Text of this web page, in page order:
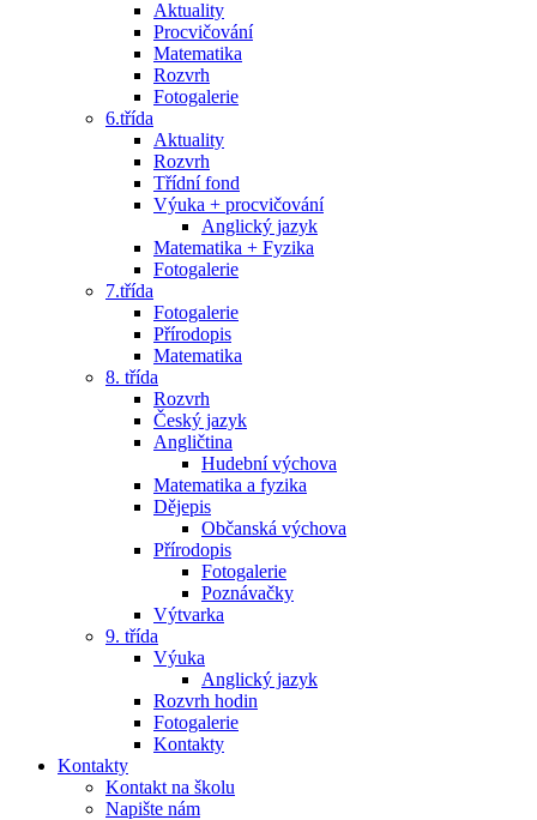
Aktuality
Procvičování
Matematika
Rozvrh
Fotogalerie
6.třída
Aktuality
Rozvrh
Třídní fond
Výuka + procvičování
Anglický jazyk
Matematika + Fyzika
Fotogalerie
7.třída
Fotogalerie
Přírodopis
Matematika
8. třída
Rozvrh
Český jazyk
Angličtina
Hudební výchova
Matematika a fyzika
Dějepis
Občanská výchova
Přírodopis
Fotogalerie
Poznávačky
Výtvarka
9. třída
Výuka
Anglický jazyk
Rozvrh hodin
Fotogalerie
Kontakty
Kontakty
Kontakt na školu
Napište nám